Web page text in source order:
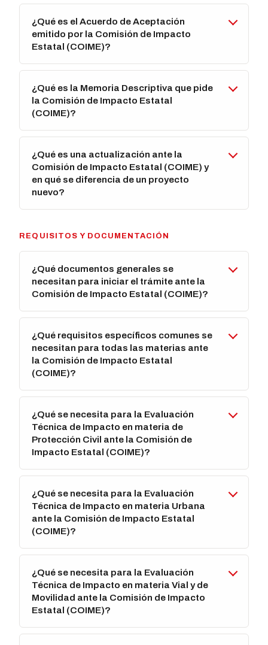
¿Qué es el Acuerdo de Aceptación
emitido por la Comisión de Impacto
Estatal (COIME)?
¿Qué es la Memoria Descriptiva que pide
la Comisión de Impacto Estatal
(COIME)?
¿Qué es una actualización ante la
Comisión de Impacto Estatal (COIME) y
en qué se diferencia de un proyecto
nuevo?
REQUISITOS Y DOCUMENTACIÓN
¿Qué documentos generales se
necesitan para iniciar el trámite ante la
Comisión de Impacto Estatal (COIME)?
¿Qué requisitos específicos comunes se
necesitan para todas las materias ante
la Comisión de Impacto Estatal
(COIME)?
¿Qué se necesita para la Evaluación
Técnica de Impacto en materia de
Protección Civil ante la Comisión de
Impacto Estatal (COIME)?
¿Qué se necesita para la Evaluación
Técnica de Impacto en materia Urbana
ante la Comisión de Impacto Estatal
(COIME)?
¿Qué se necesita para la Evaluación
Técnica de Impacto en materia Vial y de
Movilidad ante la Comisión de Impacto
Estatal (COIME)?